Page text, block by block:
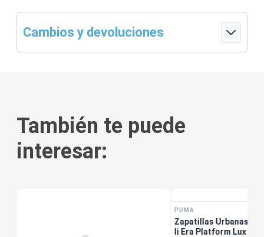
Cambios y devoluciones
También te puede
interesar:
PUMA
Zapatillas Urbanas
Ii Era Platform Lux